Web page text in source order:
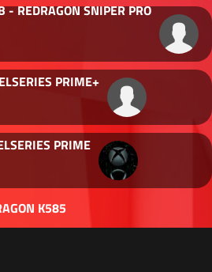
- REDRAGON SNIPER PRO
PRIME+
PRIME
K585